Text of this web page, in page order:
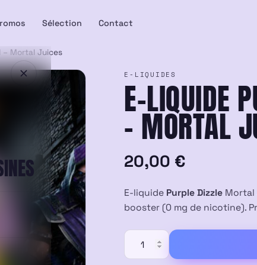
Sélection Contact
– Mortal Juices
E-LIQUIDES
E-LIQUIDE
– MORTAL
20,00 €
E-liquide Purple Dizzle Mortal
booster (0 mg de nicotine).
quantité
de